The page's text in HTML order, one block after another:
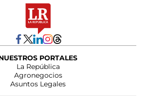
PORTALES
La República
Agronegocios
Asuntos Legales